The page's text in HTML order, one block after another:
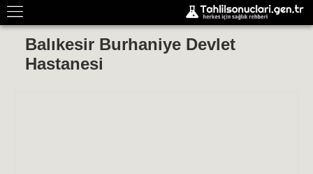
Balıkesir Burhaniye Devlet
Hastanesi